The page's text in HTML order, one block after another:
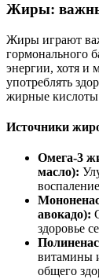
Жиры:
Жиры играют
гормонального
энергии, хотя и
употреблять
жирные
Источники
Омега-3
масло):
авокадо):
здоровье
витамины
общего